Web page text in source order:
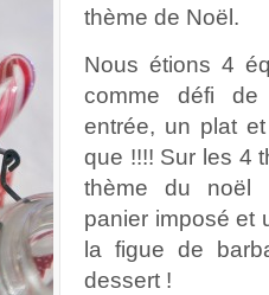
thème de Noël.
Nous étions 4
comme défi
entrée, un plat
que !!!! Sur les 4
thème du noël
panier imposé et
la figue de
dessert !